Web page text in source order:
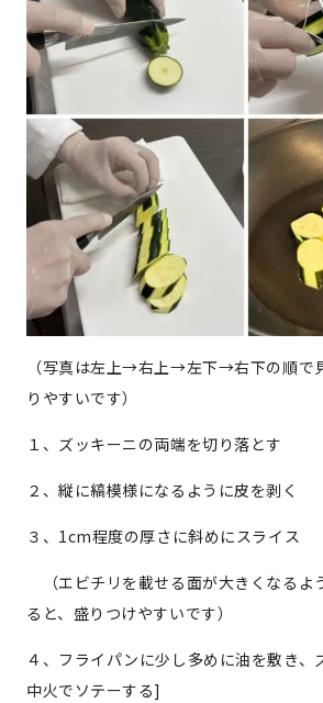
（写真は左上→右上→左下→右下の順で
りやすいです）
１、ズッキーニの両端を切り落とす
２、縦に縞模様になるように皮を剥く
３、1cm程度の厚さに斜めにスライス
（エビチリを載せる面が大きくなるよ
ると、盛りつけやすいです）
４、フライパンに少し多めに油を敷き、
中火でソテーする]